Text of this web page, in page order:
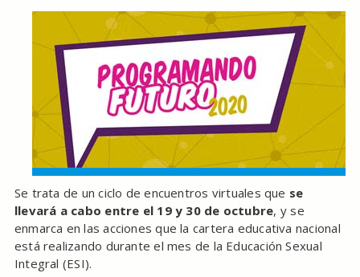
Se trata de un ciclo de encuentros virtuales que se
llevará a cabo entre el 19 y 30 de octubre, y se
enmarca en las acciones que la cartera educativa nacional
está realizando durante el mes de la Educación Sexual
Integral (ESI).